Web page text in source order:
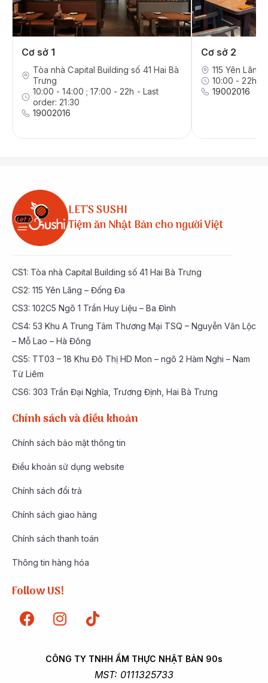
Cơ sở 1
Tòa nhà Capital Building số 41 Hai Bà
Trưng
10:00 - 14:00 ; 17:00 - 22h - Last
order: 21:30
19002016
Cơ sở 2
115 Yên
10:00 - 22h -
19002016
LET'S SUSHI
Tiệm ăn Nhật Bản cho người Việt
CS1: Tòa nhà Capital Building số 41 Hai Bà Trưng
CS2: 115 Yên Lãng – Đống Đa
CS3: 102C5 Ngõ 1 Trần Huy Liệu – Ba Đình
CS4: 53 Khu A Trung Tâm Thương Mại TSQ – Nguyễn Văn Lộc
– Mỗ Lao – Hà Đông
CS5: TT03 – 18 Khu Đô Thị HD Mon – ngõ 2 Hàm Nghi – Nam
Từ Liêm
CS6: 303 Trần Đại Nghĩa, Trương Định, Hai Bà Trưng
Chính sách và điều khoản
Chính sách bảo mật thông tin
Điều khoản sử dụng website
Chính sách đổi trả
Chính sách giao hàng
Chính sách thanh toán
Thông tin hàng hóa
Follow US!
CÔNG TY TNHH ẨM THỰC NHẬT BẢN 90s
MST: 0111325733